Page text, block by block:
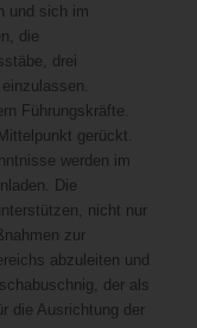
und sich im
die
drei
Führungskräfte.
gerückt.
werden im
Die
nicht nur
zur
abzuleiten und
der als
die Ausrichtung der